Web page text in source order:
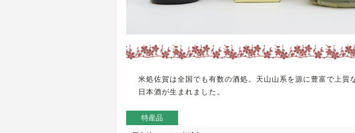
米処佐賀は全国でも有数の酒処。天山山系を源に豊富で上
日本酒が生まれました。
特産品